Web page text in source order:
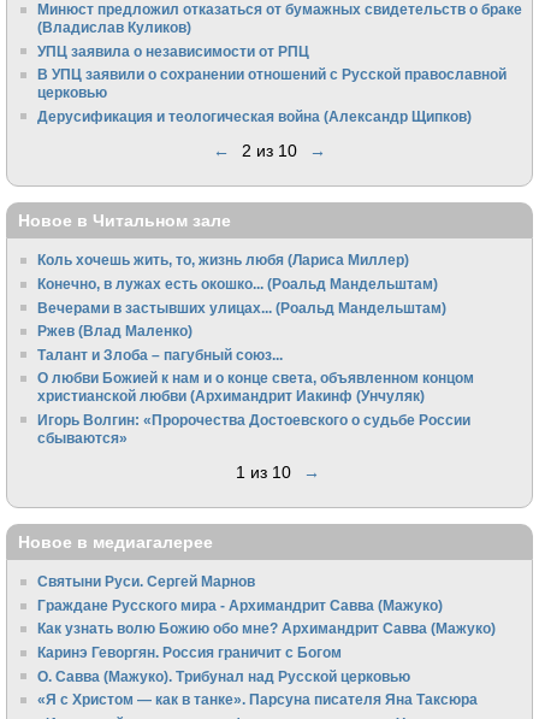
Минюст предложил отказаться от бумажных свидетельств о браке
(Владислав Куликов)
УПЦ заявила о независимости от РПЦ
В УПЦ заявили о сохранении отношений с Русской православной
церковью
Дерусификация и теологическая война (Александр Щипков)
← 2 из 10 →
Новое в Читальном зале
Коль хочешь жить, то, жизнь любя (Лариса Миллер)
Конечно, в лужах есть окошко... (Роальд Мандельштам)
Вечерами в застывших улицах... (Роальд Мандельштам)
Ржев (Влад Маленко)
Талант и Злоба – пагубный союз...
О любви Божией к нам и о конце света, объявленном концом
христианской любви (Архимандрит Иакинф (Унчуляк)
Игорь Волгин: «Пророчества Достоевского о судьбе России
сбываются»
1 из 10 →
Новое в медиагалерее
Святыни Руси. Сергей Марнов
Граждане Русского мира - Архимандрит Савва (Мажуко)
Как узнать волю Божию обо мне? Архимандрит Савва (Мажуко)
Каринэ Геворгян. Россия граничит с Богом
О. Савва (Мажуко). Трибунал над Русской церковью
«Я с Христом — как в танке». Парсуна писателя Яна Таксюра